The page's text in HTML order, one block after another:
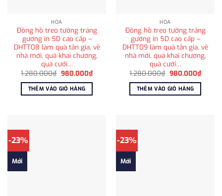
HỎA
Đồng hồ treo tường tráng
gương in 5D cao cấp –
DHTT08 làm quà tân gia, về
nhà mới, quà khai chương,
quà cưới…
1.280.000₫ Giá
là:
1.280.000₫.
980.000₫Giá
hiện
980.000₫.
THÊM VÀO GIỎ HÀNG
HỎA
Đồng hồ treo tường tráng
gương in 5D cao cấp –
DHTT09 làm quà tân gia, về
nhà mới, quà khai chương,
quà cưới…
1.280.000₫ Giá
là:
1.280.000₫.
980.000₫Giá
hiện
THÊM VÀO GIỎ HÀNG
-23%
Mới
-23%
Mới